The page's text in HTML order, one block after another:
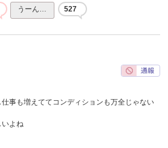
うーん… 527
事も増えててコンディションも万全じゃない
いよね